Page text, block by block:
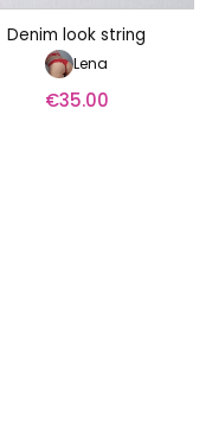
Denim look string
Lena
€35.00